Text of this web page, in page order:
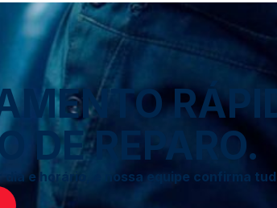
DE REPARO.
dia e horário, e nossa equipe confirma